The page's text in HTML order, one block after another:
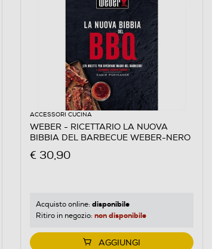
ACCESSORI CUCINA
WEBER - RICETTARIO LA NUOVA
BIBBIA DEL BARBECUE WEBER-NERO
€ 30,90
Acquisto online: disponibile
Ritiro in negozio: non disponibile
AGGIUNGI